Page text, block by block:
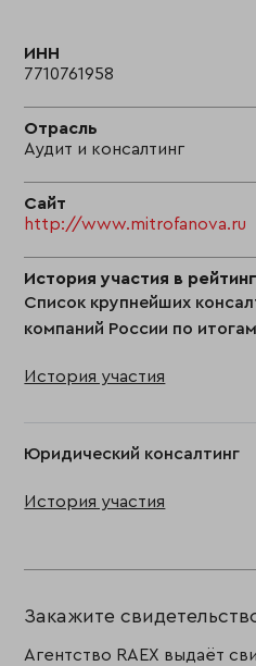
ИНН
7710761958
Отрасль
Аудит и консалтинг
Сайт
http://www.mitrofanova.ru
История участия в
Список крупнейших
компаний России по
История участия
Юридический консалтинг
История участия
Закажите
Агентство RAEX выдаёт